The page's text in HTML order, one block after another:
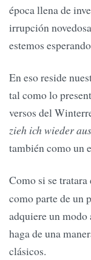
época llena de
irrupción
estemos
En eso reside
tal como lo
versos del
zieh ich wieder
también como un
Como si se tratara
como parte de un
adquiere un
haga de una
clásicos.